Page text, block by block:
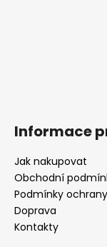
Informace
Jak nakupovat
Obchodní
Podmínky
Doprava
Kontakty